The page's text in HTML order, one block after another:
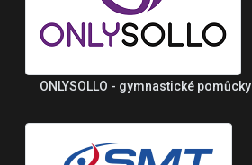
ONLYSOLLO - gymnastické pomůcky